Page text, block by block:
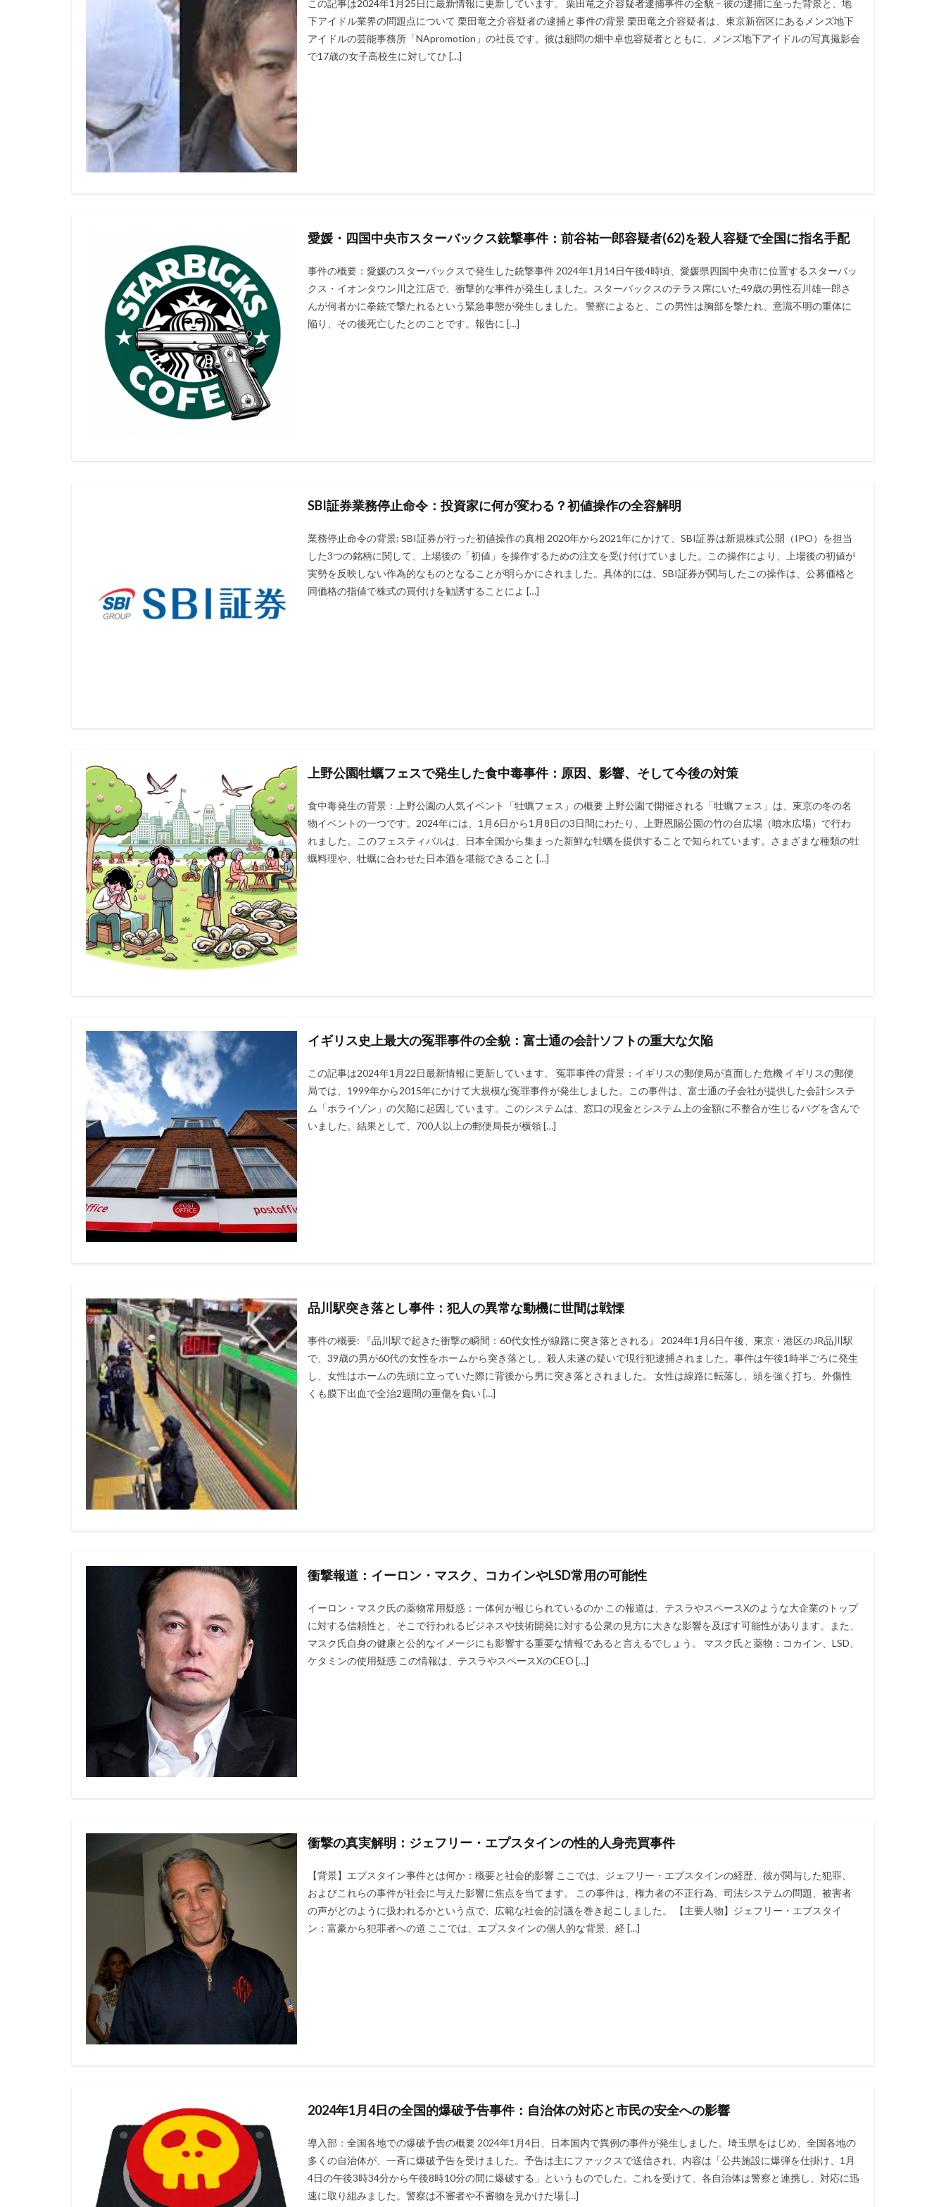
この記事は2024年1月25日に最新情報に更新しています。 栗田竜之介容疑者逮捕事件の全貌 – 彼の逮捕に至った背景と、地
下アイドル業界の問題点について 栗田竜之介容疑者の逮捕と事件の背景 栗田竜之介容疑者は、東京新宿区にあるメンズ地下
アイドルの芸能事務所「NApromotion」の社長です。彼は顧問の畑中卓也容疑者とともに、メンズ地下アイドルの写真撮影会
で17歳の女子高校生に対してひ […]
愛媛・四国中央市スターバックス銃撃事件：前谷祐一郎容疑者(62)を殺人容疑で全国に指名手配
事件の概要：愛媛のスターバックスで発生した銃撃事件 2024年1月14日午後4時頃、愛媛県四国中央市に位置するスターバッ
クス・イオンタウン川之江店で、衝撃的な事件が発生しました。スターバックスのテラス席にいた49歳の男性石川雄一郎さ
んが何者かに拳銃で撃たれるという緊急事態が発生しました​​​​​​​​。 警察によると、この男性は胸部を撃たれ、意識不明の重体に
陥り、その後死亡したとのことです。報告に […]
SBI証券業務停止命令：投資家に何が変わる？初値操作の全容解明
業務停止命令の背景: SBI証券が行った初値操作の真相 2020年から2021年にかけて、SBI証券は新規株式公開（IPO）を担当
した3つの銘柄に関して、上場後の「初値」を操作するための注文を受け付けていました。この操作により、上場後の初値が
実勢を反映しない作為的なものとなることが明らかにされました。具体的には、SBI証券が関与したこの操作は、公募価格と
同価格の指値で株式の買付けを勧誘することによ […]
上野公園牡蠣フェスで発生した食中毒事件：原因、影響、そして今後の対策
食中毒発生の背景：上野公園の人気イベント「牡蠣フェス」の概要 上野公園で開催される「牡蠣フェス」は、東京の冬の名
物イベントの一つです。2024年には、1月6日から1月8日の3日間にわたり、上野恩賜公園の竹の台広場（噴水広場）で行わ
れました​​​​​​。このフェスティバルは、日本全国から集まった新鮮な牡蠣を提供することで知られています。さまざまな種類の牡
蠣料理や、牡蠣に合わせた日本酒を堪能できること […]
イギリス史上最大の冤罪事件の全貌：富士通の会計ソフトの重大な欠陥
この記事は2024年1月22日最新情報に更新しています。 冤罪事件の背景：イギリスの郵便局が直面した危機 イギリスの郵便
局では、1999年から2015年にかけて大規模な冤罪事件が発生しました。この事件は、富士通の子会社が提供した会計システ
ム「ホライゾン」の欠陥に起因しています。このシステムは、窓口の現金とシステム上の金額に不整合が生じるバグを含んで
いました。結果として、700人以上の郵便局長が横領 […]
品川駅突き落とし事件：犯人の異常な動機に世間は戦慄
事件の概要: 『品川駅で起きた衝撃の瞬間：60代女性が線路に突き落とされる』 2024年1月6日午後、東京・港区のJR品川駅
で、39歳の男が60代の女性をホームから突き落とし、殺人未遂の疑いで現行犯逮捕されました。事件は午後1時半ごろに発生
し、女性はホームの先頭に立っていた際に背後から男に突き落とされました​​​​​​。 女性は線路に転落し、頭を強く打ち、外傷性
くも膜下出血で全治2週間の重傷を負い […]
衝撃報道：イーロン・マスク、コカインやLSD常用の可能性
イーロン・マスク氏の薬物常用疑惑：一体何が報じられているのか この報道は、テスラやスペースXのような大企業のトップ
に対する信頼性と、そこで行われるビジネスや技術開発に対する公衆の見方に大きな影響を及ぼす可能性があります。また、
マスク氏自身の健康と公的なイメージにも影響する重要な情報であると言えるでしょう。 マスク氏と薬物：コカイン、LSD、
ケタミンの使用疑惑 この情報は、テスラやスペースXのCEO […]
衝撃の真実解明：ジェフリー・エプスタインの性的人身売買事件
【背景】エプスタイン事件とは何か：概要と社会的影響 ここでは、ジェフリー・エプスタインの経歴、彼が関与した犯罪、
およびこれらの事件が社会に与えた影響に焦点を当てます。 この事件は、権力者の不正行為、司法システムの問題、被害者
の声がどのように扱われるかという点で、広範な社会的討議を巻き起こしました。 【主要人物】ジェフリー・エプスタイ
ン：富豪から犯罪者への道 ここでは、エプスタインの個人的な背景、経 […]
2024年1月4日の全国的爆破予告事件：自治体の対応と市民の安全への影響
導入部：全国各地での爆破予告の概要 2024年1月4日、日本国内で異例の事件が発生しました。埼玉県をはじめ、全国各地の
多くの自治体が、一斉に爆破予告を受けました。予告は主にファックスで送信され、内容は「公共施設に爆弾を仕掛け、1月
4日の午後3時34分から午後8時10分の間に爆破する」というものでした。これを受けて、各自治体は警察と連携し、対応に迅
速に取り組みました。警察は不審者や不審物を見かけた場 […]